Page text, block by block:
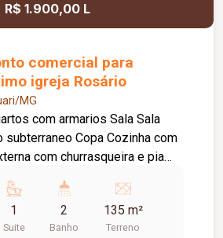
R$ 1.900,00 L
comercial para
igreja Rosário
MG
com armarios Sala Sala
subterraneo Copa Cozinha com
com churrasqueira e pia
1
Suite
2
Banho
135 m²
Terreno